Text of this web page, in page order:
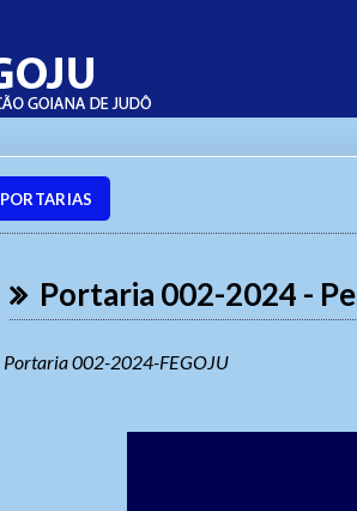
PORTARIAS
Portaria 002-2024 -
Portaria 002-2024-FEGOJU